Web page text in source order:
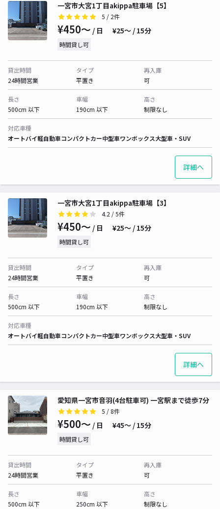
一宮市大宮1丁目akippa駐車場【5】
5 / 2件
¥450〜 / 日 ¥25〜 / 15分
時間貸し可
貸出時間
24時間営業
タイプ
平置き
再入庫
可
長さ
500cm 以下
車幅
190cm 以下
高さ
制限なし
対応車種
オートバイ軽自動車コンパクトカー中型車ワンボックス大型車・SUV
詳細へ
一宮市大宮1丁目akippa駐車場【3】
4.2 / 5件
¥450〜 / 日 ¥25〜 / 15分
時間貸し可
貸出時間
24時間営業
タイプ
平置き
再入庫
可
長さ
500cm 以下
車幅
190cm 以下
高さ
制限なし
対応車種
オートバイ軽自動車コンパクトカー中型車ワンボックス大型車・SUV
詳細へ
愛知県一宮市音羽(4台駐車可) 一宮駅まで徒歩7分
5 / 8件
¥500〜 / 日 ¥45〜 / 15分
時間貸し可
貸出時間
24時間営業
タイプ
平置き
再入庫
可
長さ
500cm 以下
車幅
250cm 以下
高さ
制限なし